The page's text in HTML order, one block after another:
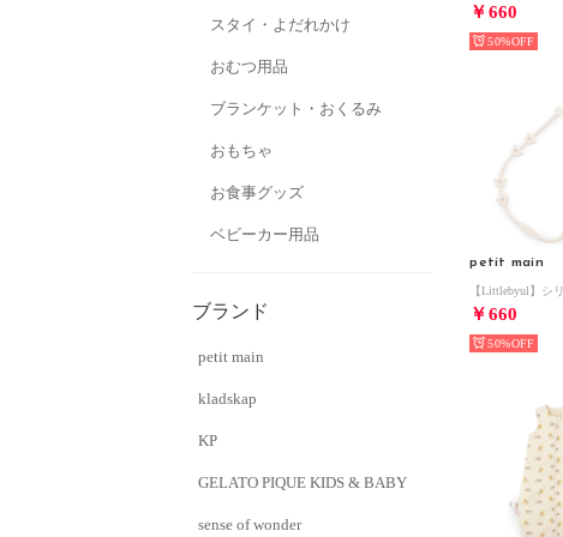
スタイ・よだれかけ
おむつ用品
ブランケット・おくるみ
おもちゃ
お食事グッズ
ベビーカー用品
ブランド
petit main
kladskap
KP
GELATO PIQUE KIDS & BABY
sense of wonder
￥660
50%
petit main
￥660
50%